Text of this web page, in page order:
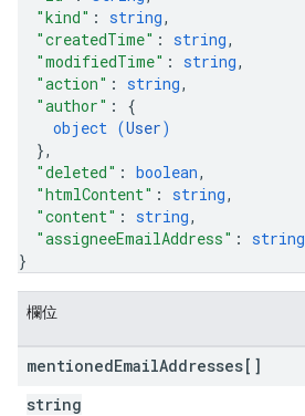
"kind" : string,
"createdTime" : string,
"modifiedTime" : string,
"action" : string,
"author" : {
object (User)
},
"deleted" : boolean,
"htmlContent" : string,
"content" : string,
"assigneeEmailAddress" : string
}
欄位
mentionedEmailAddresses[]
string